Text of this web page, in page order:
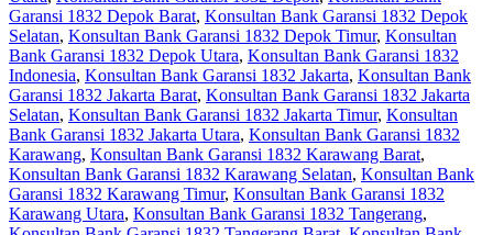
Garansi 1832 Depok Barat, Konsultan Bank Garansi 1832 Depok
Selatan, Konsultan Bank Garansi 1832 Depok Timur, Konsultan
Bank Garansi 1832 Depok Utara, Konsultan Bank Garansi 1832
Indonesia, Konsultan Bank Garansi 1832 Jakarta, Konsultan Bank
Garansi 1832 Jakarta Barat, Konsultan Bank Garansi 1832 Jakarta
Selatan, Konsultan Bank Garansi 1832 Jakarta Timur, Konsultan
Bank Garansi 1832 Jakarta Utara, Konsultan Bank Garansi 1832
Karawang, Konsultan Bank Garansi 1832 Karawang Barat,
Konsultan Bank Garansi 1832 Karawang Selatan, Konsultan Bank
Garansi 1832 Karawang Timur, Konsultan Bank Garansi 1832
Karawang Utara, Konsultan Bank Garansi 1832 Tangerang,